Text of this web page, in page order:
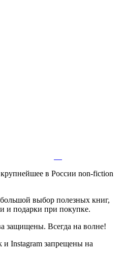
в России non-fiction
выбор полезных книг,
и подарки при покупке.
защищены. Всегда на волне!
и Instagram запрещены на